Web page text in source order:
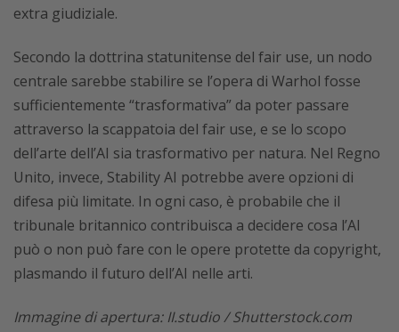
extra giudiziale.
Secondo la dottrina statunitense del fair use, un nodo
centrale sarebbe stabilire se l’opera di Warhol fosse
sufficientemente “trasformativa” da poter passare
attraverso la scappatoia del fair use, e se lo scopo
dell’arte dell’AI sia trasformativo per natura. Nel Regno
Unito, invece, Stability AI potrebbe avere opzioni di
difesa più limitate. In ogni caso, è probabile che il
tribunale britannico contribuisca a decidere cosa l’AI
può o non può fare con le opere protette da copyright,
plasmando il futuro dell’AI nelle arti.
Immagine di apertura: II.studio / Shutterstock.com